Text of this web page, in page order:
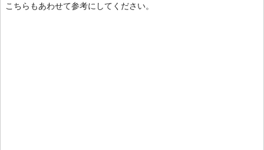
こちらもあわせて参考にしてください。